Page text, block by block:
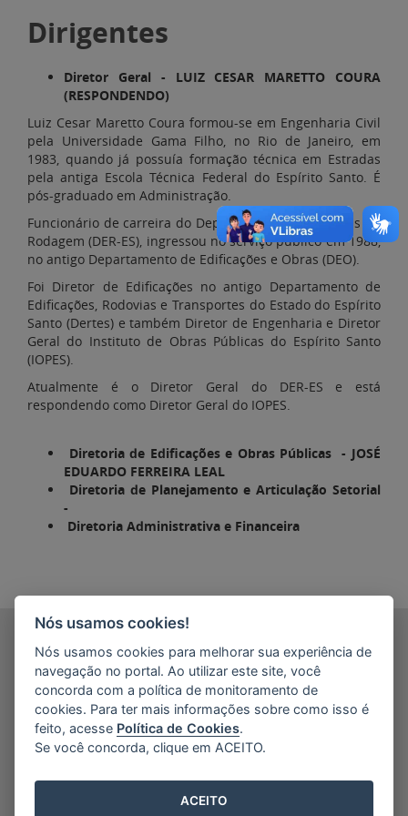
Dirigentes
Diretor Geral - LUIZ CESAR MARETTO COURA
(RESPONDENDO)
Luiz Cesar Maretto Coura formou-se em Engenharia Civil
pela Universidade Gama Filho, no Rio de Janeiro, em
1983, quando já possuía formação técnica em Estradas
pela antiga Escola Técnica Federal do Espírito Santo. É
pós-graduado em Administração.
Funcionário de carreira do Departamento de Estradas de
Rodagem (DER-ES), ingressou no serviço público em 1988,
no antigo Departamento de Edificações e Obras (DEO).
Foi Diretor de Edificações no antigo Departamento de
Edificações, Rodovias e Transportes do Estado do Espírito
Santo (Dertes) e também Diretor de Engenharia e Diretor
Geral do Instituto de Obras Públicas do Espírito Santo
(IOPES).
Atualmente é o Diretor Geral do DER-ES e está
respondendo como Diretor Geral do IOPES.
Diretoria de Edificações e Obras Públicas - JOSÉ
EDUARDO FERREIRA LEAL
Diretoria de Planejamento e Articulação Setorial
-
Diretoria Administrativa e Financeira
INSTITUTO DE OBRAS PÚBLICAS DO ESTADO DO ESPÍRITO
SANTO - IOPES
Av. N. S. Navegantes, 635, Ed. Corporate Office/14º,15º e
16º and. - Enseada do Suá
CEP: 29.050-335 - Vitória / ES
Tel.: (27)3636-2000
E-mail:comunicacao@iopes.es.gov.br
Nós usamos cookies!
Nós usamos cookies para melhorar sua experiência de
navegação no portal. Ao utilizar este site, você
concorda com a política de monitoramento de
cookies. Para ter mais informações sobre como isso é
feito, acesse Política de Cookies.
Se você concorda, clique em ACEITO.
ACEITO